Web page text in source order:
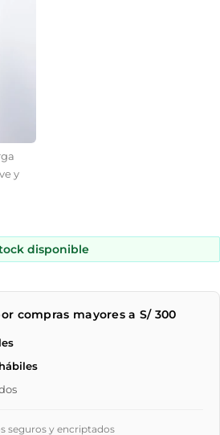
y
disponible
compras mayores a S/ 300
seguros y encriptados